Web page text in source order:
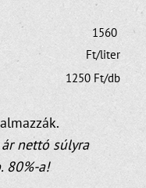
1560
Ft/liter
1250 Ft/db
nettó súlyra
80%-a!